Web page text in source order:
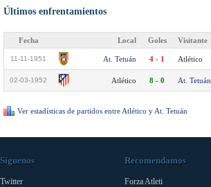
Últimos enfrentamientos
Fecha Local Goles Visitante
11-11-1951 At. Tetuán 4 - 1 Atlético
02-03-1952 Atlético 8 - 0 At. Tetuán
Ver estadísticas de partidos entre Atlético y At. Tetuán
Síguenos
Twitter
Recomendamos
Forza Atleti